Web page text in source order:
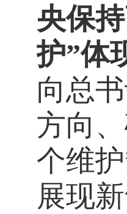
央保
护”体
向总
方向
个维
展现